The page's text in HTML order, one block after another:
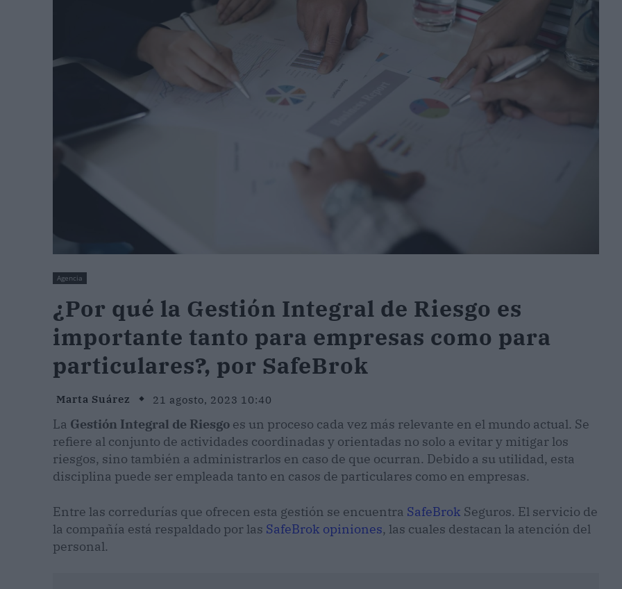
Agencia
¿Por qué la Gestión Integral de Riesgo es
importante tanto para empresas como para
particulares?, por SafeBrok
Marta Suárez 21 agosto, 2023 10:40
La Gestión Integral de Riesgo es un proceso cada vez más relevante en el mundo actual. Se
refiere al conjunto de actividades coordinadas y orientadas no solo a evitar y mitigar los
riesgos, sino también a administrarlos en caso de que ocurran. Debido a su utilidad, esta
disciplina puede ser empleada tanto en casos de particulares como en empresas.
Entre las corredurías que ofrecen esta gestión se encuentra SafeBrok Seguros. El servicio de
la compañía está respaldado por las SafeBrok opiniones, las cuales destacan la atención del
personal.